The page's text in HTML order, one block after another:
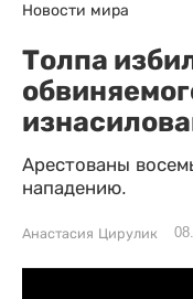
Новости мира
Толпа
Арестованы
нападению.
Анастасия Цирулик